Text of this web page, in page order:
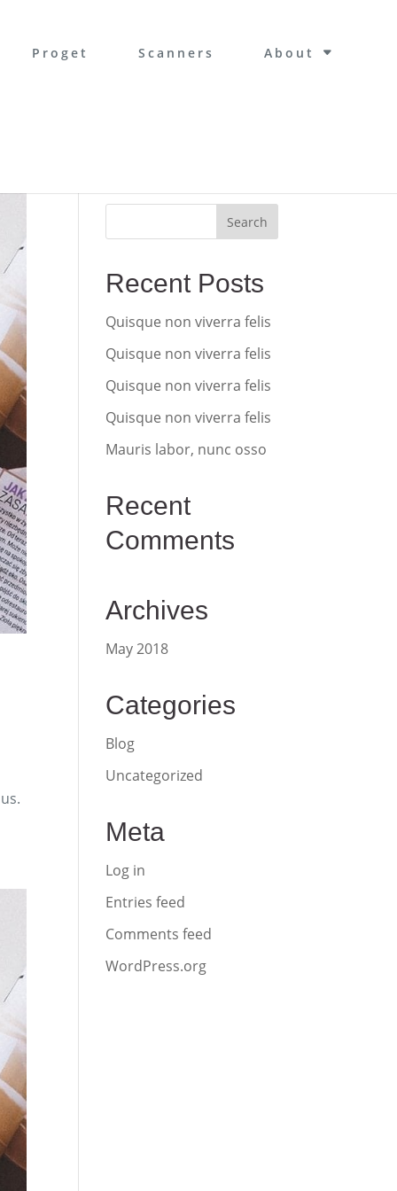
Proget Scanners About
Recent Posts
Quisque non viverra felis
Quisque non viverra felis
Quisque non viverra felis
Quisque non viverra felis
Mauris labor, nunc osso
Recent
Comments
Archives
May 2018
Categories
Blog
Uncategorized
Meta
Log in
Entries feed
Comments feed
WordPress.org